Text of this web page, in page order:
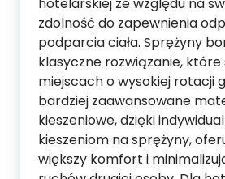
hotelarskiej ze względu na
zdolność do zapewnienia
podparcia ciała. Sprężyny
klasyczne rozwiązanie,
miejscach o wysokiej rotacji
bardziej zaawansowane
kieszeniowe, dzięki
kieszeniom na sprężyny,
większy komfort i